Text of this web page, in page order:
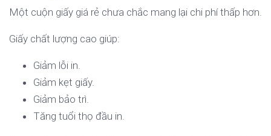
Một cuộn giấy giá rẻ chưa chắc mang lại chi phí thấp hơn.
Giấy chất lượng cao giúp:
Giảm lỗi in.
Giảm kẹt giấy.
Giảm bảo trì.
Tăng tuổi thọ đầu in.